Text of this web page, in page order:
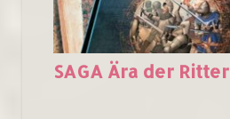
SAGA Ära der Ritter